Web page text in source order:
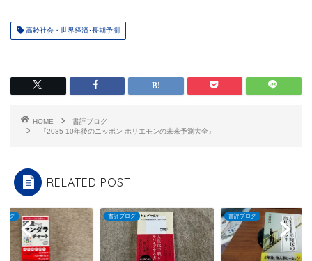
高齢社会・世界経済･長期予測
HOME
書評ブログ
『2035 10年後のニッポン ホリエモンの未来予測大全』
RELATED POST
ログ 書評ブログ 書評ブログ